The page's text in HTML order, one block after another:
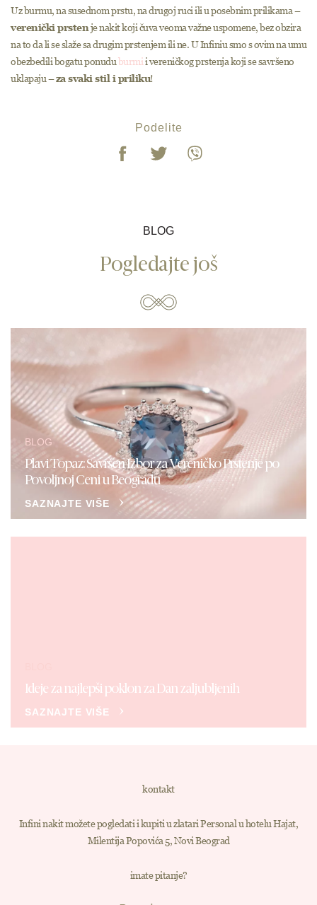
Uz burmu, na susednom prstu, na drugoj ruci ili u posebnim prilikama –
verenički prstenje nakit koji čuva veoma važne uspomene, bez obzira
na to da li se slaže sa drugim prstenjem ili ne. U Infiniu smo s ovim na umu
obezbedili bogatu ponuduburmii vereničkog prstenja koji se savršeno
uklapaju –za svaki stil i priliku!
Podelite
BLOG
Pogledajte još
BLOG
Plavi Topaz: Savršen Izbor za Vereničko Prstenje po
Povoljnoj Ceni u Beogradu
SAZNAJTE VIŠE
Ideje za najlepši poklon za Dan zaljubljenih
SAZNAJTE VIŠE
kontakt
Infini nakit možete pogledati i kupiti u zlatari Personal u hotelu Hajat,
Milentija Popovića 5, Novi Beograd
imate pitanje?